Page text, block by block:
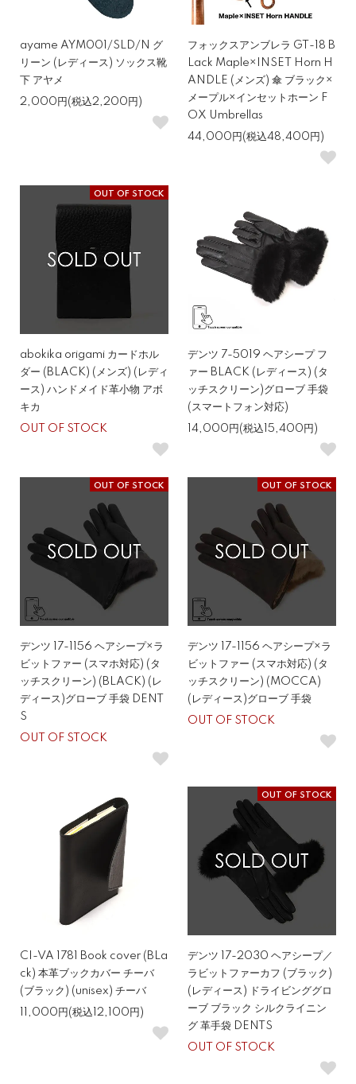
ayame AYM001/SLD/N グ
リーン (レディース) ソックス靴
下 アヤメ
2,000円(税込2,200円)
フォックスアンブレラ GT-18 B
Lack Maple×INSET Horn H
ANDLE (メンズ) 傘 ブラック×
メープル×インセットホーン F
OX Umbrellas
44,000円(税込48,400円)
OUT OF STOCK
abokika origami カードホル
ダー (BLACK) (メンズ) (レディ
ース) ハンドメイド革小物 アボ
キカ
OUT OF STOCK
デンツ 7-5019 ヘアシープ フ
ァー BLACK (レディース) (タ
ッチスクリーン)グローブ 手袋
(スマートフォン対応)
14,000円(税込15,400円)
OUT OF STOCK
デンツ 17-1156 ヘアシープ×ラ
ビットファー (スマホ対応) (タ
ッチスクリーン) (BLACK) (レ
ディース)グローブ 手袋 DENT
S
OUT OF STOCK
OUT OF STOCK
デンツ 17-1156 ヘアシープ×ラ
ビットファー (スマホ対応) (タ
ッチスクリーン) (MOCCA)
(レディース)グローブ 手袋
OUT OF STOCK
CI-VA 1781 Book cover (BLa
ck) 本革ブックカバー チーバ
(ブラック) (unisex) チーバ
11,000円(税込12,100円)
OUT OF STOCK
デンツ 17-2030 ヘアシープ／
ラビットファーカフ (ブラック)
(レディース) ドライビンググロ
ーブ ブラック シルクライニン
グ 革手袋 DENTS
OUT OF STOCK